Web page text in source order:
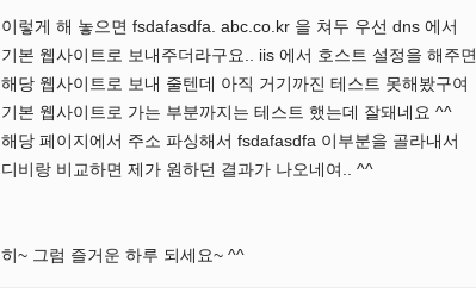
이렇게 해 놓으면 fsdafasdfa. abc.co.kr 을 쳐두 우선 dns 에서
기본 웹사이트로 보내주더라구요.. iis 에서 호스트 설정을 해주면
해당 웹사이트로 보내 줄텐데 아직 거기까진 테스트 못해봤구여
기본 웹사이트로 가는 부분까지는 테스트 했는데 잘돼네요 ^^
해당 페이지에서 주소 파싱해서 fsdafasdfa 이부분을 골라내서
디비랑 비교하면 제가 원하던 결과가 나오네여.. ^^
히~ 그럼 즐거운 하루 되세요~ ^^